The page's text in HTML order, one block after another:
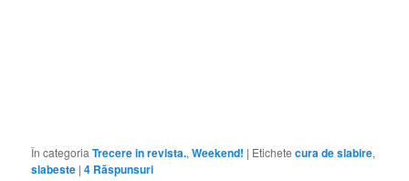
În categoria Trecere in revista.,Weekend! | Etichete cura de slabire,
slabeste |4 Răspunsuri